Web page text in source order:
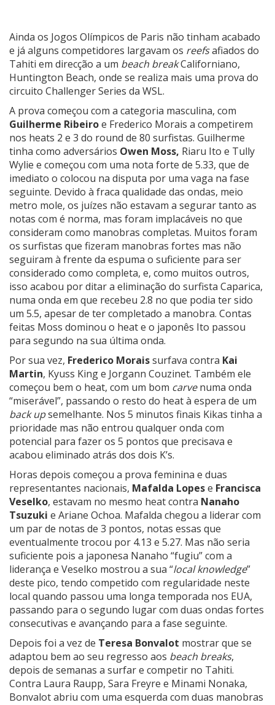
Ainda os Jogos Olímpicos de Paris não tinham acabado
e já alguns competidores largavam os reefsafiados do
Tahiti em direcção a um beach breakCaliforniano,
Huntington Beach, onde se realiza mais uma prova do
circuito Challenger Series da WSL.
A prova começou com a categoria masculina, com
Guilherme Ribeiroe Frederico Morais a competirem
nos heats 2 e 3 do round de 80 surfistas. Guilherme
tinha como adversários Owen Moss, Riaru Ito e Tully
Wylie e começou com uma nota forte de 5.33, que de
imediato o colocou na disputa por uma vaga na fase
seguinte. Devido à fraca qualidade das ondas, meio
metro mole, os juízes não estavam a segurar tanto as
notas com é norma, mas foram implacáveis no que
consideram como manobras completas. Muitos foram
os surfistas que fizeram manobras fortes mas não
seguiram à frente da espuma o suficiente para ser
considerado como completa, e, como muitos outros,
isso acabou por ditar a eliminação do surfista Caparica,
numa onda em que recebeu 2.8 no que podia ter sido
um 5.5, apesar de ter completado a manobra. Contas
feitas Moss dominou o heat e o japonês Ito passou
para segundo na sua última onda.
Por sua vez, Frederico Moraissurfava contra Kai
Martin, Kyuss King e Jorgann Couzinet. Também ele
começou bem o heat, com um bom carvenuma onda
“miserável”, passando o resto do heat à espera de um
back upsemelhante. Nos 5 minutos finais Kikas tinha a
prioridade mas não entrou qualquer onda com
potencial para fazer os 5 pontos que precisava e
acabou eliminado atrás dos dois K’s.
Horas depois começou a prova feminina e duas
representantes nacionais, Mafalda Lopese Francisca
Veselko, estavam no mesmo heat contra Nanaho
Tsuzuki e Ariane Ochoa. Mafalda chegou a liderar com
um par de notas de 3 pontos, notas essas que
eventualmente trocou por 4.13 e 5.27. Mas não seria
suficiente pois a japonesa Nanaho “fugiu” com a
liderança e Veselko mostrou a sua “local knowledge”
deste pico, tendo competido com regularidade neste
local quando passou uma longa temporada nos EUA,
passando para o segundo lugar com duas ondas fortes
consecutivas e avançando para a fase seguinte.
Depois foi a vez de Teresa Bonvalot mostrar que se
adaptou bem ao seu regresso aos beach breaks,
depois de semanas a surfar e competir no Tahiti.
Contra Laura Raupp, Sara Freyre e Minami Nonaka,
Bonvalot abriu com uma esquerda com duas manobras